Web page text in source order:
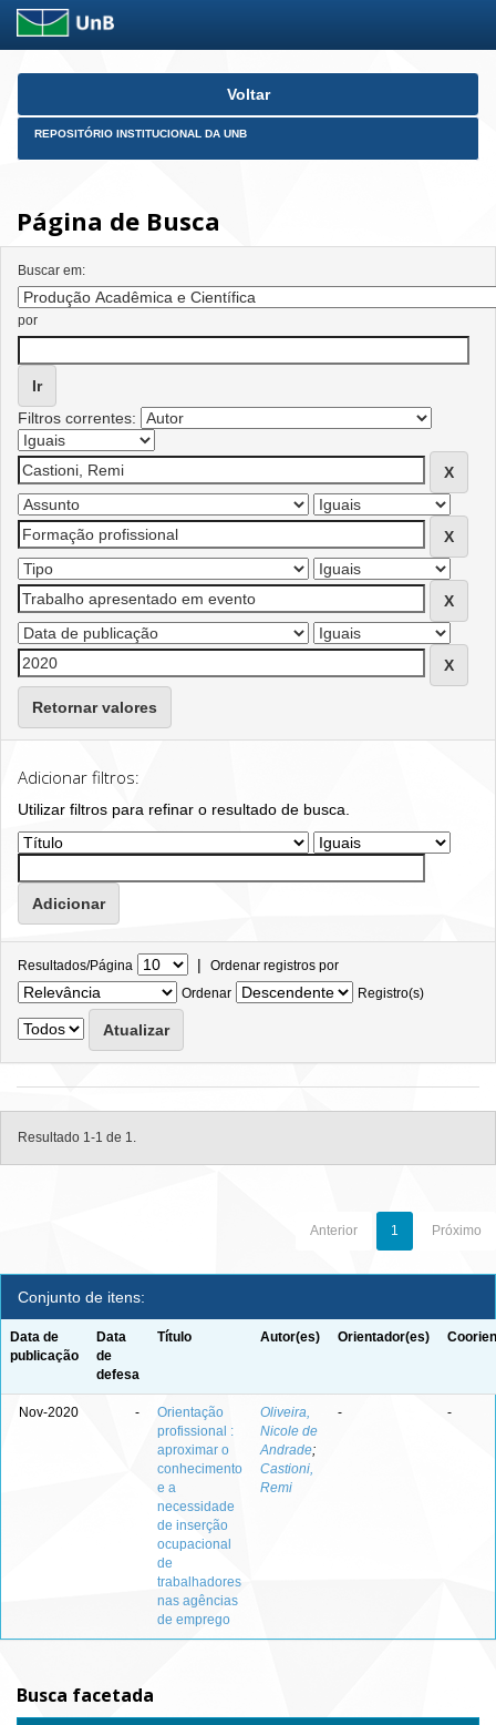
Skip
Voltar
REPOSITÓRIO INSTITUCIONAL DA UNB
Página de Busca
Buscar em:
por
Filtros correntes:
Retornar valores
Adicionar filtros:
Utilizar filtros para refinar o resultado de busca.
Resultados/Página | Ordenar registros por
Ordenar
Registro(s)
Resultado 1-1 de 1.
Anterior 1 Próximo
Conjunto de itens:
Data de
publicação
Data
de
defesa
Título Autor(es) Orientador(es)
Nov-2020 -
Orientação
profissional :
aproximar o
conhecimento
e a
necessidade
de inserção
ocupacional
de
trabalhadores
nas agências
de emprego
Oliveira,
Nicole de
Andrade;
Castioni,
Remi
- -
Busca facetada